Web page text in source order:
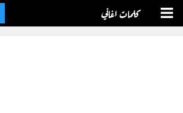
كلمات اغاني